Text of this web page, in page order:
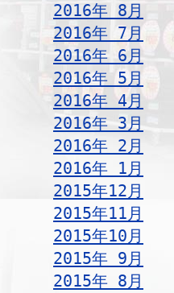
2016年 8月
2016年 7月
2016年 6月
2016年 5月
2016年 4月
2016年 3月
2016年 2月
2016年 1月
2015年12月
2015年11月
2015年10月
2015年 9月
2015年 8月